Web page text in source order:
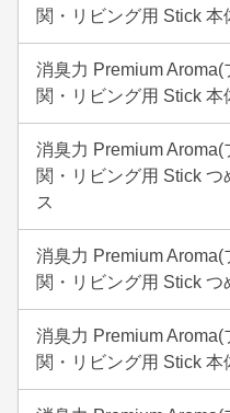
関・リビング用 Stick 本
消臭力 Premium
関・リビング用 Stick 本
消臭力 Premium
関・リビング用 Stick
ス
消臭力 Premium
関・リビング用 Stick
消臭力 Premium
関・リビング用 Stick 本